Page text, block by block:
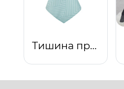
Тишина природы